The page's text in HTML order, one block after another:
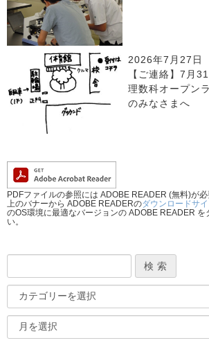
2026年7月27日
【ご連絡】7月
理数科オープン
のみなさまへ
PDFファイルの参照には ADOBE READER (無料)が必
上のバナーから ADOBE READERのダウンロードサ
のOS環境に最適なバージョンの ADOBE READER を
い。